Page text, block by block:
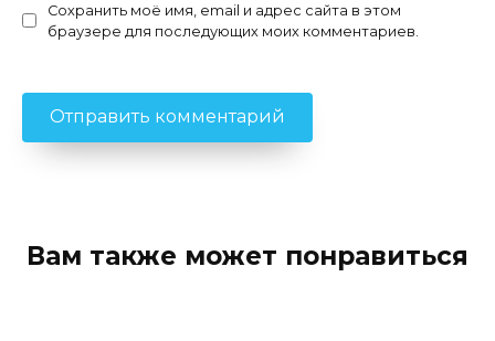
Сохранить моё имя, email и адрес сайта в этом
браузере для последующих моих комментариев.
Вам также может понравиться